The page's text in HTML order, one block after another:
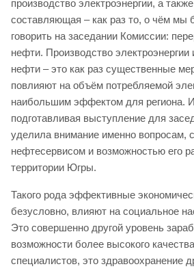
производство электроэнергии, а
составляющая – как раз то, о чём мы
говорить на заседании Комиссии:
нефти. Производство электроэнергии
нефти – это как раз существенные
повлияют на объём потребляемой
наибольшим эффектом для региона.
подготавливая выступление для
уделила внимание именно вопросам,
нефтесервисом и возможностью его
территории Югры.
Такого рода эффективные
безусловно, влияют на социальное
Это совершенно другой уровень
возможности более высокого
специалистов, это здравоохранение